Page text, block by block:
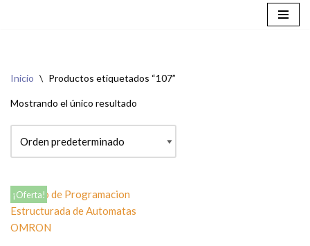
Inicio \ Productos etiquetados “107”
Mostrando el único resultado
¡Oferta!